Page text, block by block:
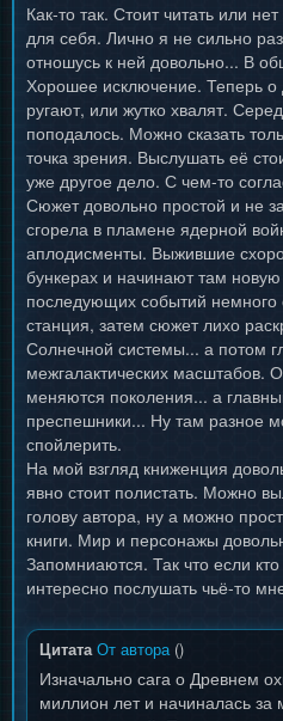
Как-то так. Стоит читать или
для себя. Лично я не сильно
отношусь к ней довольно... В
Хорошее исключение. Теперь
ругают, или жутко хвалят.
поподалось. Можно сказать
точка зрения. Выслушать её
уже другое дело. С чем-то
Сюжет довольно простой и не
сгорела в пламене ядерной
аплодисменты. Выжившие
бункерах и начинают там
последующих событий немного
станция, затем сюжет лихо
Солнечной системы... а потом
межгалактических масштабов.
меняются поколения... а
преспешники... Ну там разное
спойлерить.
На мой взгляд книженция
явно стоит полистать. Можно
голову автора, ну а можно
книги. Мир и персонажы
Запомниаются. Так что если
интересно послушать чьё-то
Цитата От автора()
Изначально сага о Древнем
миллион лет и начиналась за